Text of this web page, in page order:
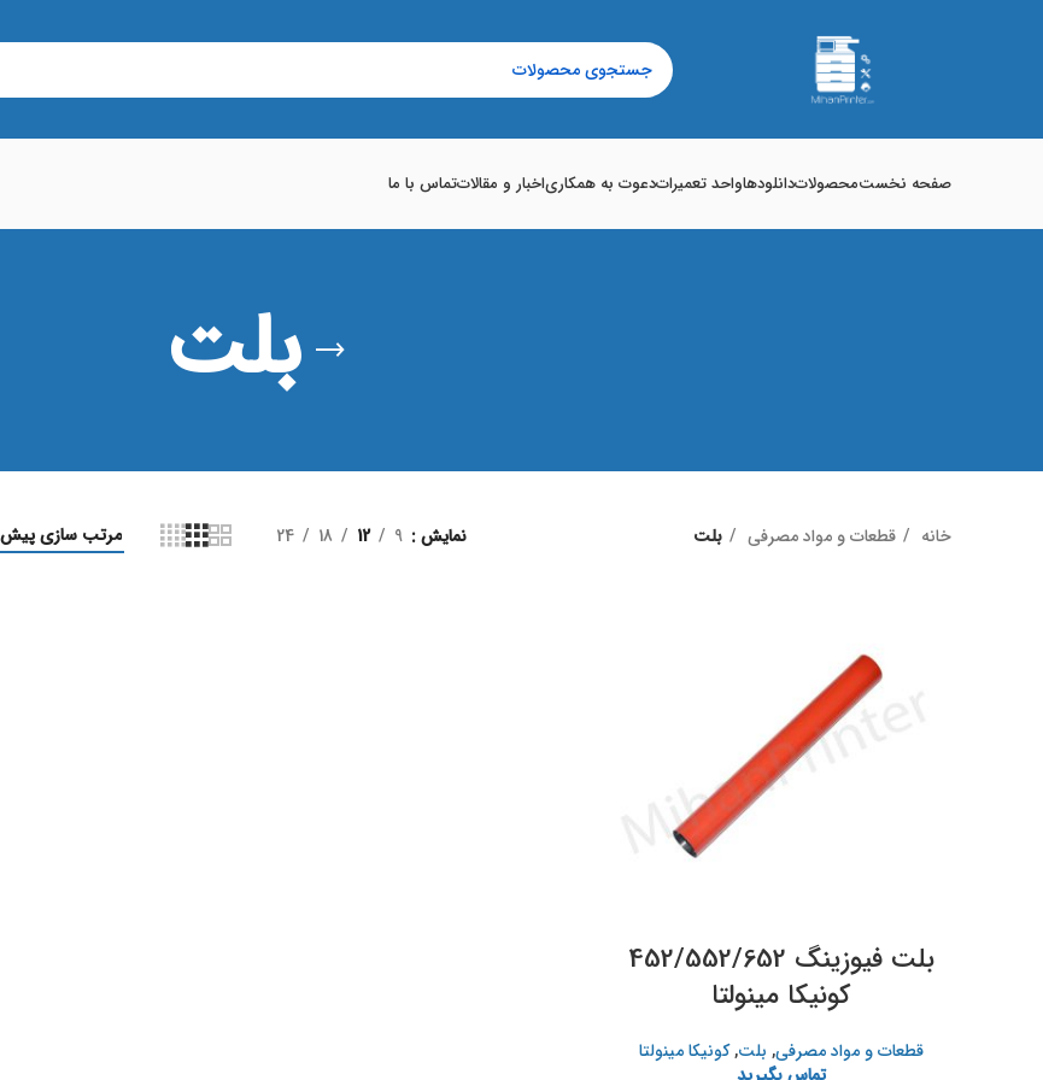
صفحه نخستمحصولاتدانلودهاواحد تعمیراتدعوت به همکاریاخبار و مقالاتتماس با ما
بلت
خانه قطعات و مواد مصرفی بلت نمایش 9
12
18
24
بلت فیوزینگ 452/552/652
کونیکا مینولتا
قطعات و مواد مصرفی, بلت,کونیکا مینولتا